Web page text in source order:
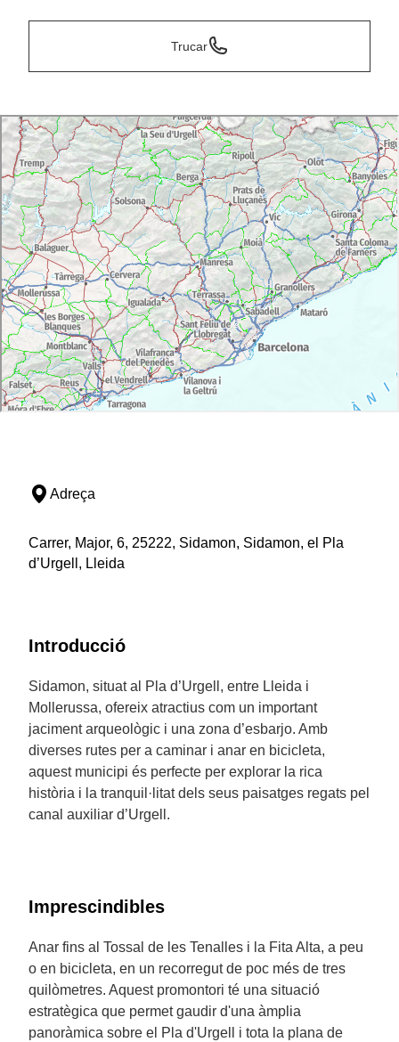
Trucar
Adreça
Carrer, Major, 6, 25222, Sidamon, Sidamon, el Pla
d’Urgell, Lleida
Introducció
Sidamon, situat al Pla d’Urgell, entre Lleida i
Mollerussa, ofereix atractius com un important
jaciment arqueològic i una zona d’esbarjo. Amb
diverses rutes per a caminar i anar en bicicleta,
aquest municipi és perfecte per explorar la rica
història i la tranquil·litat dels seus paisatges regats pel
canal auxiliar d’Urgell.
Imprescindibles
Anar fins al Tossal de les Tenalles i la Fita Alta, a peu
o en bicicleta, en un recorregut de poc més de tres
quilòmetres. Aquest promontori té una situació
estratègica que permet gaudir d'una àmplia
panoràmica sobre el Pla d'Urgell i tota la plana de